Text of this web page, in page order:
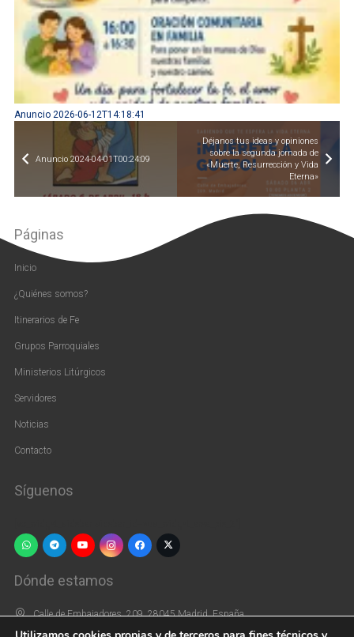
Anuncio 2026-06-12T14:18:41
Anuncio 2024-04-01T00:24:09
Déjanos tus ideas y opiniones
sobre la segunda jornada de
«Muerte, Resurrección y Vida
Eterna»
Páginas
Inicio
¿Quiénes somos?
Itinerarios de Fe
Grupos Parroquiales
Ministerios Litúrgicos
Servidores
Noticias
Contacto
Síguenos
Dónde estamos
Calle de Embajadores, 209, 28045 Madrid, España